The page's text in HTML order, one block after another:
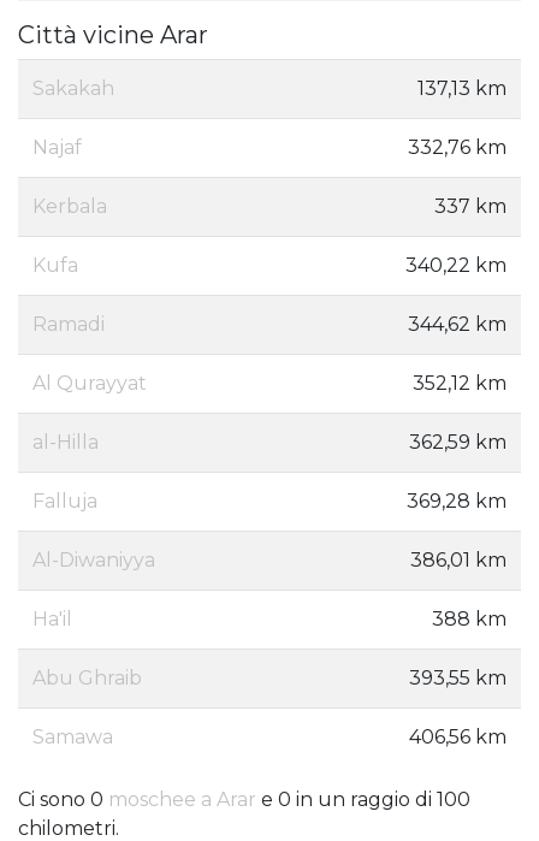
Città vicine Arar
Sakakah 137,13 km
Najaf 332,76 km
Kerbala 337 km
Kufa 340,22 km
Ramadi 344,62 km
Al Qurayyat 352,12 km
al-Hilla 362,59 km
Falluja 369,28 km
Al-Diwaniyya 386,01 km
Ha'il 388 km
Abu Ghraib 393,55 km
Samawa 406,56 km
Ci sono 0 moschee a Arar e 0 in un raggio di 100
chilometri.